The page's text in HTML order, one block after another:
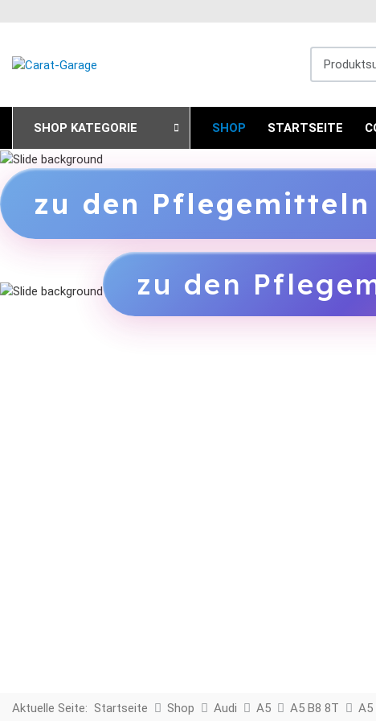
SHOP KATEGORIE SHOP STARTSEITE
zu den Pflegemitteln
zu den
Aktuelle Seite: Startseite Shop Audi A5 A5 B8 8T A5